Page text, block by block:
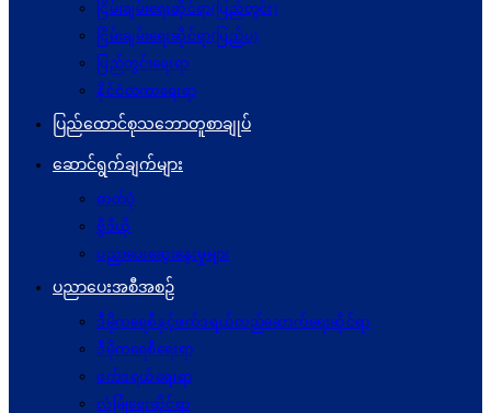
ငြိမ်းချမ်းရေးဆိုင်ရာ(ပြည်တွင်း)
ငြိမ်းချမ်းရေးဆိုင်ရာ(ပြည်ပ)
ပြည်တွင်းရေးရာ
နိုင်ငံတကာရေးရာ
ပြည်ထောင်စုသဘောတူစာချုပ်
ဆောင်ရွက်ချက်များ
ဓာတ်ပုံ
ဗွီဒီယို
ပညာပေးဆွေးနွေးမှုများ
ပညာပေးအစီအစဉ်
ဒီမိုကရေစီနှင့်ဖက်ဒရယ်တည်ဆောက်ရေးဆိုင်ရာ
ဒီမိုကရေစီရေးရာ
ဖက်ဒရယ်ရေးရာ
လုံခြုံရေးဆိုင်ရာ